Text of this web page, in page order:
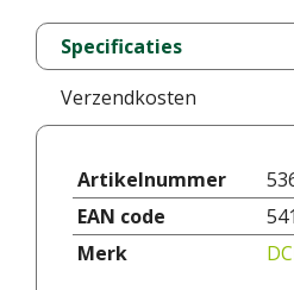
Specificaties
Verzendkosten
Artikelnummer
EAN code
Merk